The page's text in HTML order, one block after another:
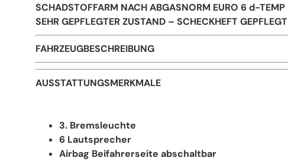
SCHADSTOFFARM NACH ABGASNORM EURO 6 d-TEMP
SEHR GEPFLEGTER ZUSTAND – SCHECKHEFT GEPFLEGT
FAHRZEUGBESCHREIBUNG
AUSSTATTUNGSMERKMALE
3. Bremsleuchte
6 Lautsprecher
Airbag Beifahrerseite abschaltbar